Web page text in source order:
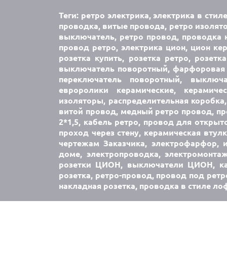
Теги: ретро электрика, электрика в
проводка, витые провода, ретро
выключатель, ретро провод, проводка
провод ретро, электрика цион, цион
розетка купить, розетка ретро,
выключатель поворотный,
переключатель поворотный,
евроролики керамические,
изоляторы, распределительная
витой провод, медный ретро провод,
2*1,5, кабель ретро, провод для
проход через стену, керамическая
чертежам Заказчика, электрофарфор,
доме, электропроводка,
розетки ЦИОН, выключатели ЦИОН,
розетка, ретро-провод, провод под
накладная розетка, проводка в стиле